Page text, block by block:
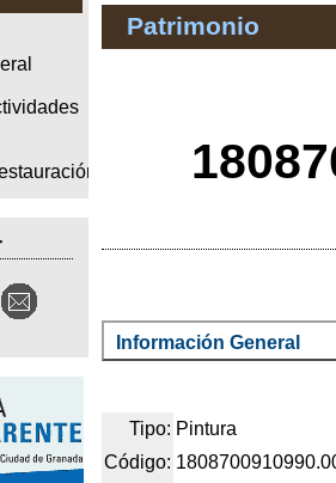
Patrimonio
Información General
Tipo: Pintura
Código: